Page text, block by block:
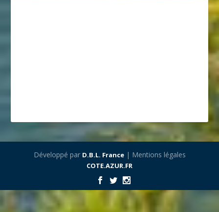
Développé par D.B.L. France| Mentions légales
COTE.AZUR.FR